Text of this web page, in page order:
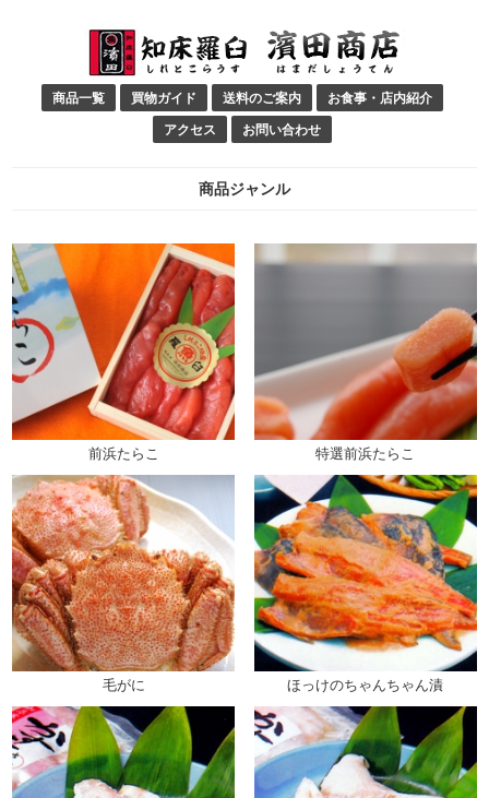
商品一覧 買物ガイド 送料のご案内 お食事・店内紹介
アクセス お問い合わせ
商品ジャンル
前浜たらこ 特選前浜たらこ
毛がに ほっけのちゃんちゃん漬